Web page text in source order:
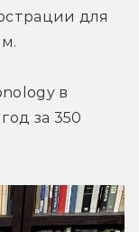
для
в
за 350